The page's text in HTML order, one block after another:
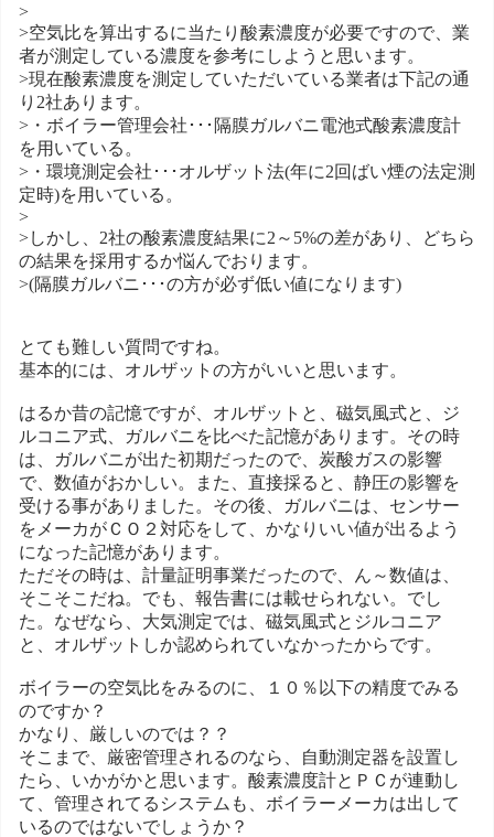
>
>空気比を算出するに当たり酸素濃度が必要ですので、業
者が測定している濃度を参考にしようと思います。
>現在酸素濃度を測定していただいている業者は下記の通
り2社あります。
>・ボイラー管理会社･･･隔膜ガルバニ電池式酸素濃度計
を用いている。
>・環境測定会社･･･オルザット法(年に2回ばい煙の法定測
定時)を用いている。
>
>しかし、2社の酸素濃度結果に2～5%の差があり、どちら
の結果を採用するか悩んでおります。
>(隔膜ガルバニ･･･の方が必ず低い値になります)
とても難しい質問ですね。
基本的には、オルザットの方がいいと思います。
はるか昔の記憶ですが、オルザットと、磁気風式と、ジ
ルコニア式、ガルバニを比べた記憶があります。その時
は、ガルバニが出た初期だったので、炭酸ガスの影響
で、数値がおかしい。また、直接採ると、静圧の影響を
受ける事がありました。その後、ガルバニは、センサー
をメーカがＣＯ２対応をして、かなりいい値が出るよう
になった記憶があります。
ただその時は、計量証明事業だったので、ん～数値は、
そこそこだね。でも、報告書には載せられない。でし
た。なぜなら、大気測定では、磁気風式とジルコニア
と、オルザットしか認められていなかったからです。
ボイラーの空気比をみるのに、１０％以下の精度でみる
のですか？
かなり、厳しいのでは？？
そこまで、厳密管理されるのなら、自動測定器を設置し
たら、いかがかと思います。酸素濃度計とＰＣが連動し
て、管理されてるシステムも、ボイラーメーカは出して
いるのではないでしょうか？